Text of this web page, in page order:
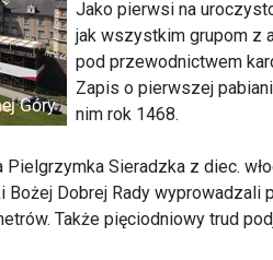
Jako pierwsi na
jak wszystkim grupom z
pod przewodnictwem
Zapis o pierwszej
nim rok 1468.
Pielgrzymka Sieradzka z diec.
Bożej Dobrej Rady
Także pięciodniowy trud